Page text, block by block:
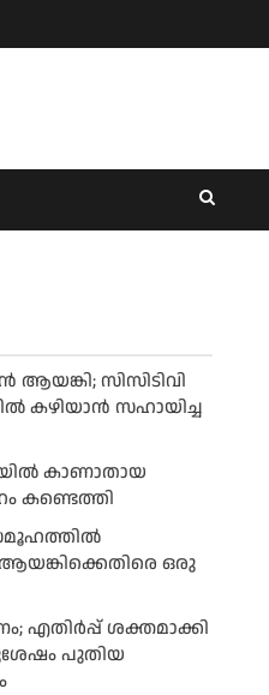
സിസിടിവി
കഴിയാൻ സഹായിച്ച
കാണാതായ
കണ്ടെത്തി
ഒരു
എതിർപ്പ് ശക്തമാക്കി
പുതിയ